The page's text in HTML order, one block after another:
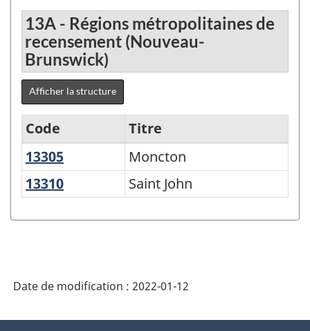
13A - Régions métropolitaines de
recensement (Nouveau-
Brunswick)
Afficher la structure
Classification
des
province
et
Code
Titre
13305
Moncton
13310 Saint JohnSaint John
Date de modification : 2022-01-12